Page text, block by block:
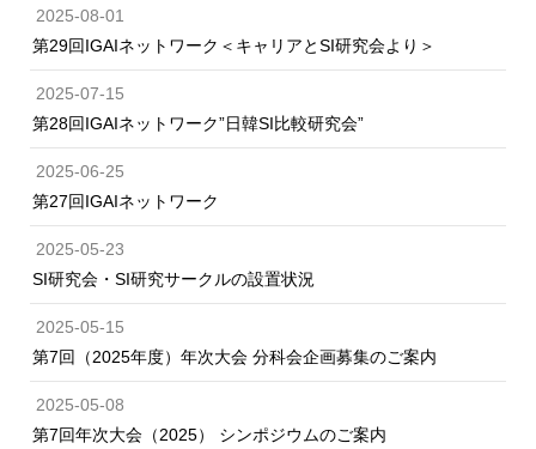
2025-08-01
第29回IGAIネットワーク＜キャリアとSI研究会より＞
2025-07-15
第28回IGAIネットワーク”日韓SI比較研究会”
2025-06-25
第27回IGAIネットワーク
2025-05-23
SI研究会・SI研究サークルの設置状況
2025-05-15
第7回（2025年度）年次大会 分科会企画募集のご案内
2025-05-08
第7回年次大会（2025） シンポジウムのご案内